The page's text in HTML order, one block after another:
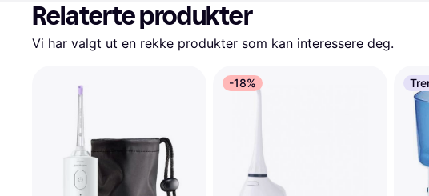
Relaterte produkter
Vi har valgt ut en rekke produkter som kan interessere deg.
-18%